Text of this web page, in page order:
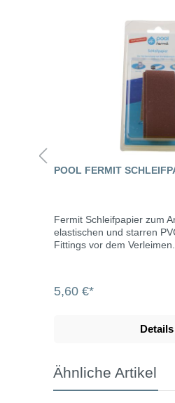
POOL FERMIT
Fermit Schleifpapier zum
elastischen und starren
Fittings vor dem
Gewebe für Arbeiten an
können. Schleifpapier mit
5,60 €*
Details
Ähnliche Artikel